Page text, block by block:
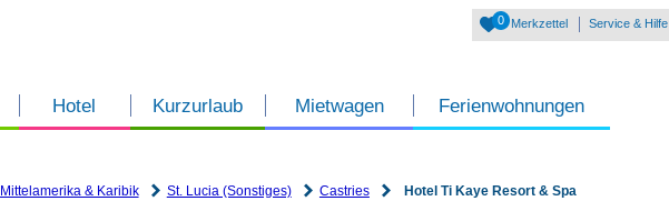
Hotel Kurzurlaub Mietwagen Ferienwohnungen
0 Merkzettel Service & Hilfe
Mittelamerika & Karibik St. Lucia (Sonstiges) Castries Hotel Ti Kaye Resort & Spa